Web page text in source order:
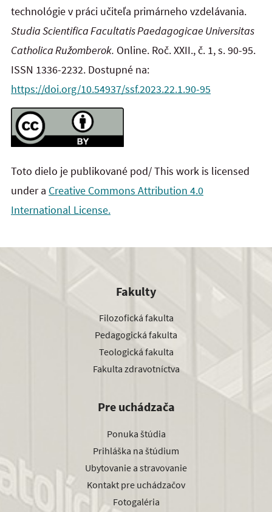
technológie v práci učiteľa primárneho vzdelávania.
Studia Scientifica Facultatis Paedagogicae Universitas
Catholica Ružomberok. Online. Roč. XXII., č. 1, s. 90-95.
ISSN 1336-2232. Dostupné na:
https://doi.org/10.54937/ssf.2023.22.1.90-95
Toto dielo je publikované pod/ This work is licensed
under a Creative Commons Attribution 4.0
International License.
Fakulty
Filozofická fakulta
Pedagogická fakulta
Teologická fakulta
Fakulta zdravotníctva
Pre uchádzača
Ponuka štúdia
Prihláška na štúdium
Ubytovanie a stravovanie
Kontakt pre uchádzačov
Fotogaléria